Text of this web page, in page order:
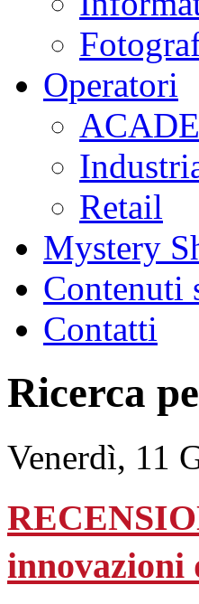
Operatori
Retail
Mystery
Contenuti
Contatti
Ricerca
Venerdì, 11
innovazioni